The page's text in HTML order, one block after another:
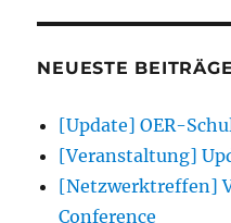
NEUESTE BEITRÄGE
[Update] OER-
[Veranstaltung]
[Netzwerktreffen]
Conference